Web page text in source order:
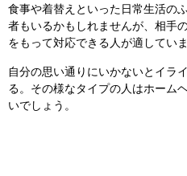
食事や着替えといった日常生活の
者もいるかもしれませんが、相手
をもって対応できる人が適していま
自分の思い通りにいかないとイラ
る。その様なタイプの人はホーム
いでしょう。